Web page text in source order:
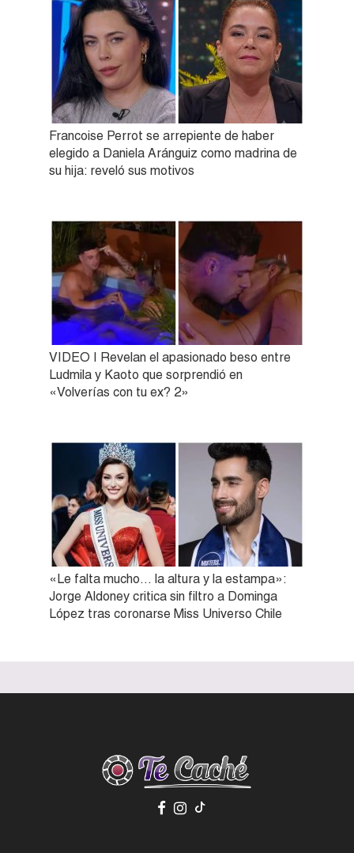
Francoise Perrot se arrepiente de haber
elegido a Daniela Aránguiz como madrina de
su hija: reveló sus motivos
VIDEO | Revelan el apasionado beso entre
Ludmila y Kaoto que sorprendió en
«Volverías con tu ex? 2»
«Le falta mucho… la altura y la estampa»:
Jorge Aldoney critica sin filtro a Dominga
López tras coronarse Miss Universo Chile